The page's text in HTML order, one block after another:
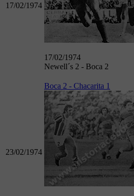
17/02/1974
17/02/1974
Newell´s 2 - Boca 2
23/02/1974
Boca 2 - Chacarita 1